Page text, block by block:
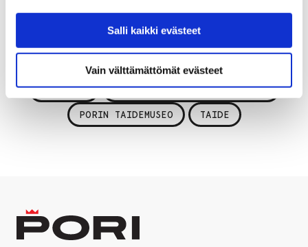
Salli kaikki evästeet
Vain välttämättömät evästeet
tapoja, joilla taiteilija voi käyttää ammattitaitoaan, ja
NÄYTTELY PORIN LASTENKULTTUURIKESKUS
PORIN TAIDEMUSEO TAIDE